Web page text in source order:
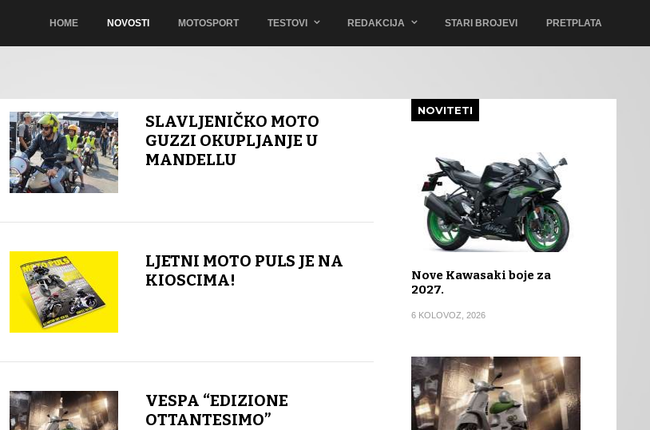
HOME NOVOSTI MOTOSPORT TESTOVI REDAKCIJA STARI BROJEVI PRETPLATA
SLAVLJENIČKO MOTO
GUZZI OKUPLJANJE U
MANDELLU
LJETNI MOTO PULS JE NA
KIOSCIMA!
VESPA “EDIZIONE
OTTANTESIMO”
NOVITETI
Nove Kawasaki boje za
2027.
6 KOLOVOZ, 2026